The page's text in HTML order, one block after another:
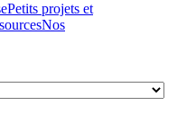
Petits projets et
Nos